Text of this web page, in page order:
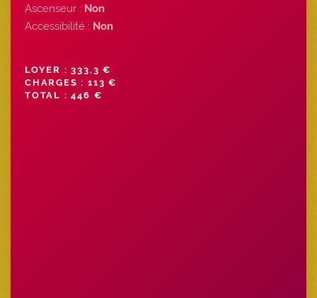
Ascenseur : Non
Accessibilité : Non
LOYER : 333,3 €
CHARGES : 113 €
TOTAL : 446 €